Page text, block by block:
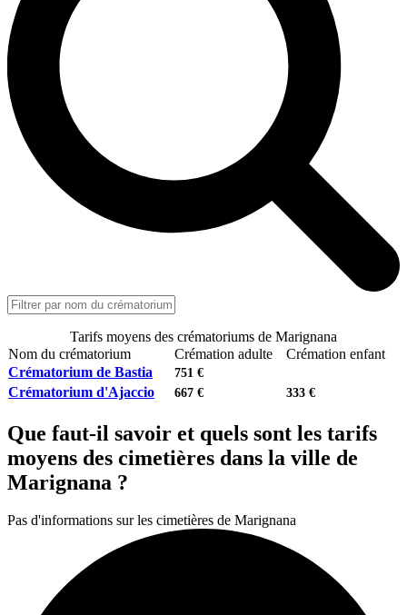
Tarifs moyens des crématoriums de Marignana
Nom du crématorium
Crémation adulte
Crémation enfant
Crématorium de Bastia
751 €
Crématorium d'Ajaccio 667 € 333 €
Que faut-il savoir et quels sont les tarifs
moyens des cimetières dans la ville de
Marignana ?
Pas d'informations sur les cimetières de Marignana